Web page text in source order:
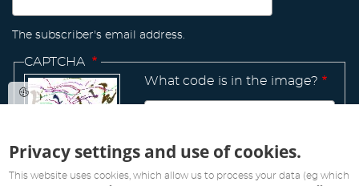
The subscriber's email address.
CAPTCHA
What code is in the image?
Manage
existing
Privacy settings and use of cookies.
This website uses cookies, which allow us to process your data (eg which